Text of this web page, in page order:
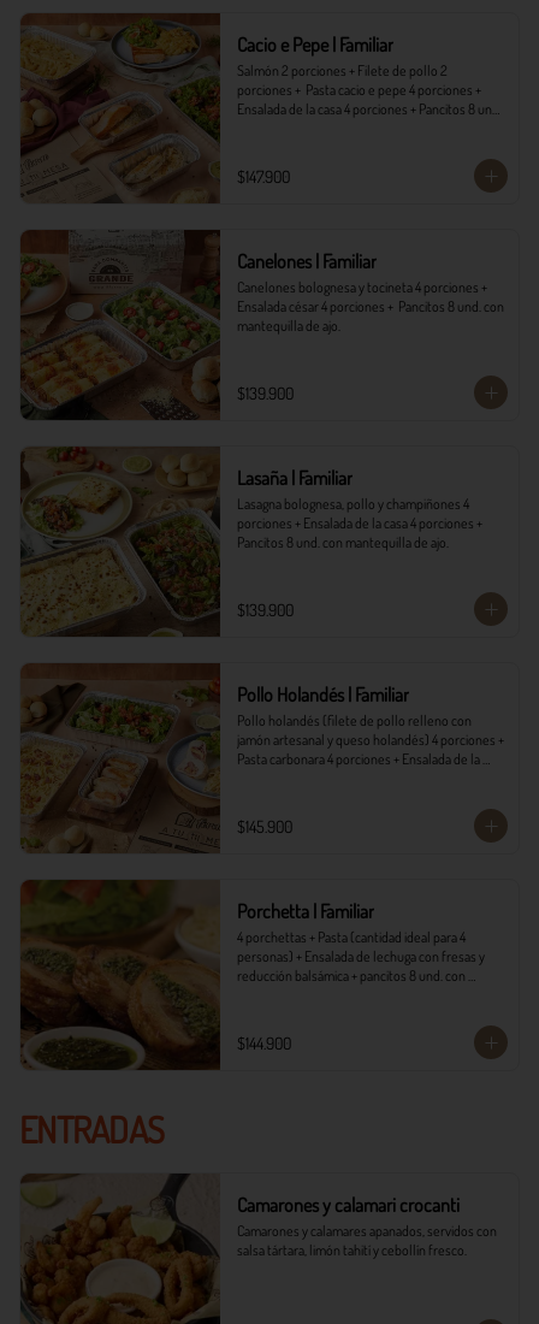
Cacio e Pepe | Familiar
Salmón 2 porciones + Filete de pollo 2
porciones +  Pasta cacio e pepe 4 porciones +
Ensalada de la casa 4 porciones + Pancitos 8 und.
$147.900
Canelones | Familiar
Canelones bolognesa y tocineta 4 porciones +
Ensalada césar 4 porciones +  Pancitos 8 und. con
mantequilla de ajo.
$139.900
Lasaña | Familiar
Lasagna bolognesa, pollo y champiñones 4
porciones + Ensalada de la casa 4 porciones +
Pancitos 8 und. con mantequilla de ajo.
$139.900
Pollo Holandés | Familiar
Pollo holandés (filete de pollo relleno con
jamón artesanal y queso holandés) 4 porciones +
Pasta carbonara 4 porciones + Ensalada de la
$145.900
Porchetta | Familiar
4 porchettas + Pasta (cantidad ideal para 4
personas) + Ensalada de lechuga con fresas y
reducción balsámica + pancitos 8 und. con
$144.900
ENTRADAS
Camarones y calamari crocanti
Camarones y calamares apanados, servidos con
salsa tártara, limón tahití y cebollín fresco.